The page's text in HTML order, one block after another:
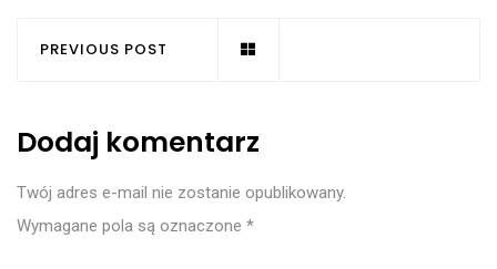
PREVIOUS POST
Dodaj komentarz
Twój adres e-mail nie zostanie opublikowany.
Wymagane pola są oznaczone *